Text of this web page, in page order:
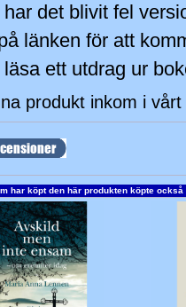
har det blivit fel
länken för att
ett utdrag ur
produkt inkom i
har köpt den här produkten köpte också